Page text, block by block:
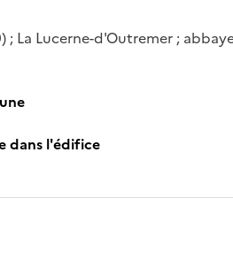
; La Lucerne-d'Outremer ;
dans l'édifice